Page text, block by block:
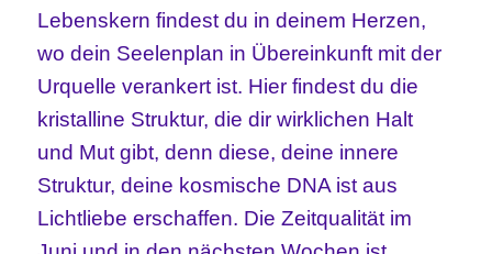
Lebenskern findest du in deinem Herzen,
wo dein Seelenplan in Übereinkunft mit der
Urquelle verankert ist. Hier findest du die
kristalline Struktur, die dir wirklichen Halt
und Mut gibt, denn diese, deine innere
Struktur, deine kosmische DNA ist aus
Lichtliebe erschaffen. Die Zeitqualität im